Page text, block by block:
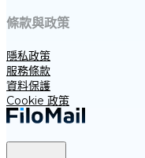
條款與政策
隱私政策
服務條款
資料保護
Cookie 政策